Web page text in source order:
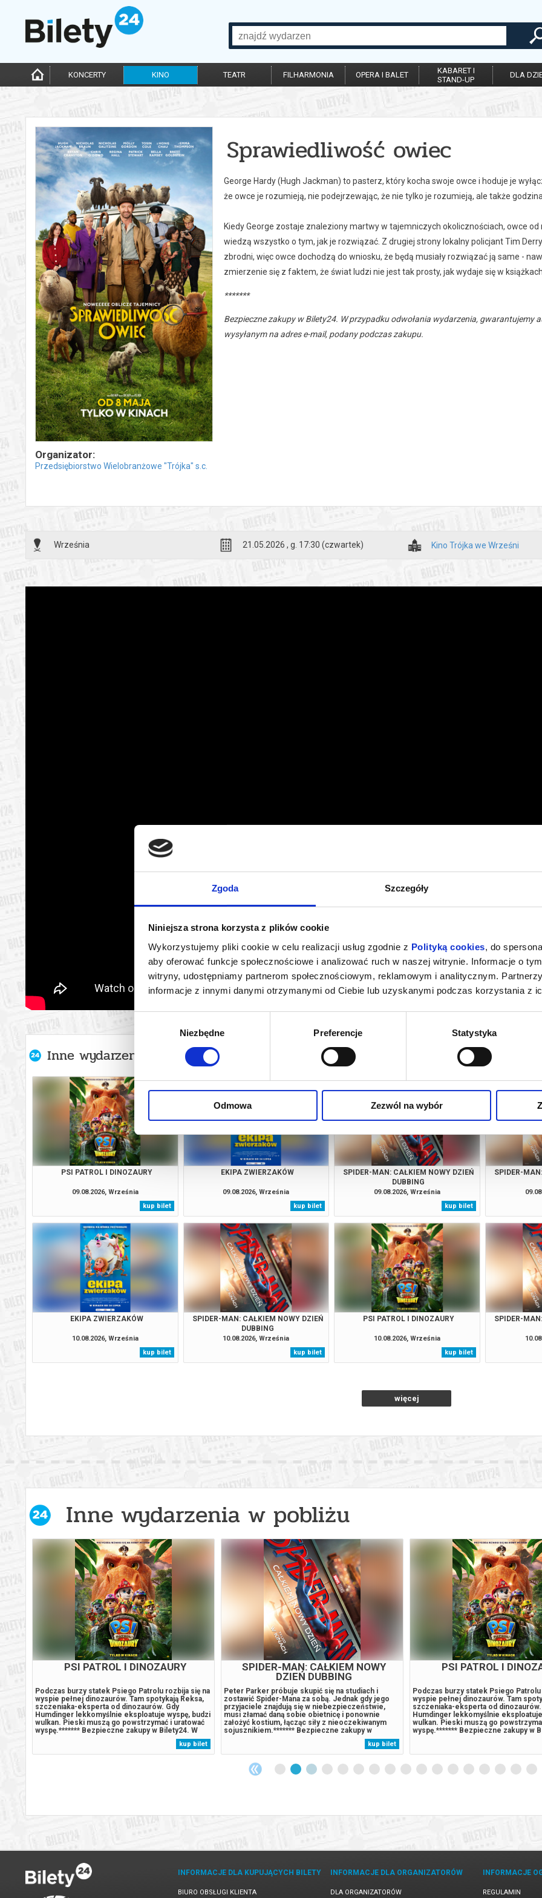
Zgoda Szczegóły
Niniejsza strona korzysta z plików cookie
Wykorzystujemy pliki cookie w celu realizacji usług zgodnie z Polityką cookies, do
aby oferować funkcje społecznościowe i analizować ruch w naszej witrynie. Informacje o
witryny, udostępniamy partnerom społecznościowym, reklamowym i analitycznym.
informacje z innymi danymi otrzymanymi od Ciebie lub uzyskanymi podczas korzystania z
zgody
Niezbędne Preferencje Statystyka
Odmowa Zezwól na wybór
KONCERTY KINO TEATR FILHARMONIA OPERA I BALET
KABARET I
STAND-UP
DLA
Organizator:
Przedsiębiorstwo Wielobranżowe "Trójka" s.c.
Sprawiedliwość owiec
George Hardy (Hugh Jackman) to pasterz, który kocha swoje owce i hoduje je
że owce je rozumieją, nie podejrzewając, że nie tylko je rozumieją, ale także
Kiedy George zostaje znaleziony martwy w tajemniczych okolicznościach, owce
wiedzą wszystko o tym, jak je rozwiązać. Z drugiej strony lokalny policjant Tim
zbrodni, więc owce dochodzą do wniosku, że będą musiały rozwiązać ją same -
zmierzenie się z faktem, że świat ludzi nie jest tak prosty, jak wydaje się w
*******
Bezpieczne zakupy w Bilety24. W przypadku odwołania wydarzenia,
wysyłanym na adres e-mail, podany podczas zakupu.
Września 21.05.2026 , g. 17:30 (czwartek) Kino Trójka we Wrześni
Inne wydarzenia organizatora
PSI PATROL I DINOZAURY
09.08.2026, Września
kup bilet
EKIPA ZWIERZAKÓW
09.08.2026, Września
kup bilet
SPIDER-MAN: CAŁKIEM NOWY DZIEŃ
DUBBING
09.08.2026, Września
kup bilet
SPIDER-
EKIPA ZWIERZAKÓW
10.08.2026, Września
kup bilet
SPIDER-MAN: CAŁKIEM NOWY DZIEŃ
DUBBING
10.08.2026, Września
kup bilet
PSI PATROL I DINOZAURY
10.08.2026, Września
kup bilet
SPIDER-
więcej
Inne wydarzenia w pobliżu
już
PSI PATROL I DINOZAURY
Podczas burzy statek Psiego Patrolu rozbija się na
wyspie pełnej dinozaurów. Tam spotykają Reksa,
szczeniaka-eksperta od dinozaurów. Gdy
Humdinger lekkomyślnie eksploatuje wyspę, budzi
wulkan. Pieski muszą go powstrzymać i uratować
wyspę.******* Bezpieczne zakupy w Bilety24. W
przypadku odwołania wydarzenia, gwarantujemy
automatyczny zwrot środków potwierdzony
komunikatem wysyłanym na adres...
kup bilet
SPIDER-MAN: CAŁKIEM NOWY
DZIEŃ DUBBING
Peter Parker próbuje skupić się na studiach i
zostawić Spider-Mana za sobą. Jednak gdy jego
przyjaciele znajdują się w niebezpieczeństwie,
musi złamać daną sobie obietnicę i ponownie
założyć kostium, łącząc siły z nieoczekiwanym
sojusznikiem.******* Bezpieczne zakupy w
Bilety24. W przypadku odwołania wydarzenia,
gwarantujemy automatyczny zwrot środków
potwierdzony komunikatem wysyłanym na adres...
kup bilet
PSI PATROL I
Podczas burzy statek Psiego Patrolu
wyspie pełnej dinozaurów. Tam
szczeniaka-eksperta od dinozaurów.
Humdinger lekkomyślnie
wulkan. Pieski muszą go
wyspę.******* Bezpieczne zakupy w
komunikatem wysyłanym na adres...
INFORMACJE DLA KUPUJĄCYCH BILETY
BIURO OBSŁUGI KLIENTA
INFORMACJE DLA ORGANIZATORÓW
DLA ORGANIZATORÓW
INFORMACJE
REGULAMIN